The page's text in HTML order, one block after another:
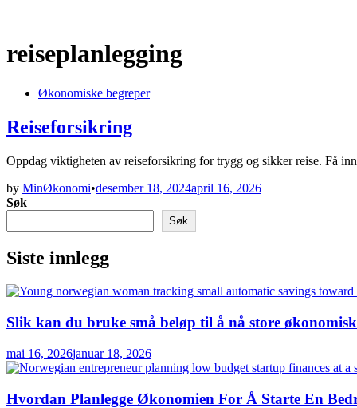
reiseplanlegging
PostedØkonomiske begreper
Reiseforsikring
Oppdag viktigheten av reiseforsikring for trygg og sikker reise. Få
by MinØkonomi•desember 18, 2024april 16, 2026
Søk
Søk
Siste innlegg
Slik kan du bruke små beløp til å nå store
mai 16, 2026januar 18, 2026
Hvordan Planlegge Økonomien For Å Starte En